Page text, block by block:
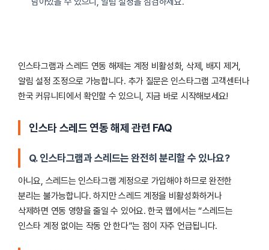
인스타그램과 스레드 연동 해제는 계정 비활성화, 삭제, 배지 제거,
알림 설정 조정으로 가능합니다. 추가 질문은 인스타그램 고객센터나
한국 커뮤니티에서 확인할 수 있으니, 지금 바로 시작해보세요!
인스타 스레드 연동 해제 관련 FAQ
Q. 인스타그램과 스레드는 완전히 분리할 수 있나요?
아니요, 스레드는 인스타그램 계정으로 가입해야 하므로 완전한
분리는 불가능합니다. 하지만 스레드 계정을 비활성화하거나
삭제하면 연동 영향을 줄일 수 있어요. 한국 웹에서는 “스레드는
인스타 계정 없이는 작동 안 한다”는 점이 자주 언급됩니다.